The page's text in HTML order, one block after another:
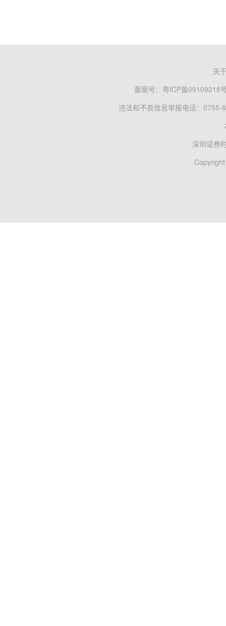
关
备案号： 粤ICP备09109218
违法和不良信息举报电话：0755-
深圳证券